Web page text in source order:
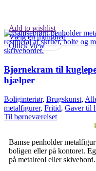
Add to wishlist
Vælg en mulighed
Quick view
Bjørnekram til
hjælper
Boliginteriør, Brugskunst,
metalfigurer, Fritid, Gaver til
Til børneværelset
Bamse penholder
boligen eller på kontoret.
på metalreol eller